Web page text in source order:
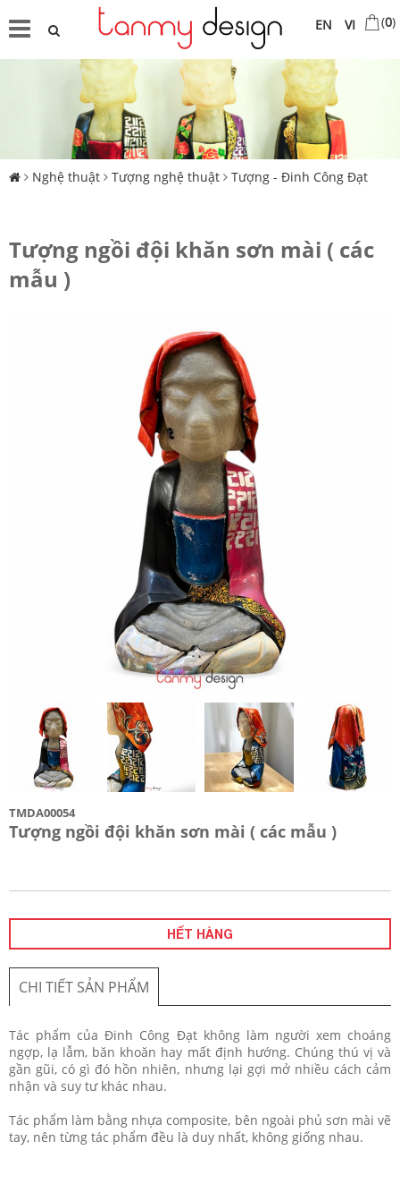
VI
EN (0)
Nghệ thuật Tượng nghệ thuật Tượng - Đinh Công Đạt
Tượng ngồi đội khăn sơn mài ( các
mẫu )
TMDA00054
Tượng ngồi đội khăn sơn mài ( các mẫu )
HẾT HÀNG
CHI TIẾT SẢN PHẨM
Tác phẩm của Đinh Công Đạt không làm người xem choáng
ngợp, lạ lẫm, băn khoăn hay mất định hướng. Chúng thú vị và
gần gũi, có gì đó hồn nhiên, nhưng lại gợi mở nhiều cách cảm
nhận và suy tư khác nhau.
Tác phẩm làm bằng nhựa composite, bên ngoài phủ sơn mài vẽ
tay, nên từng tác phẩm đều là duy nhất, không giống nhau.